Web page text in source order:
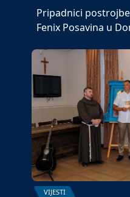
Pripadnici
Fenix Posavina u
VIJESTI